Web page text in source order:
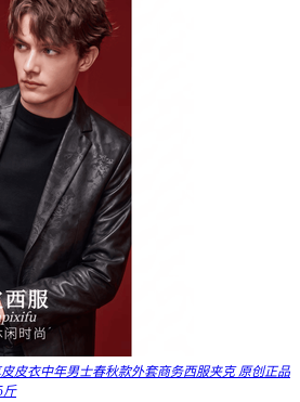
皮衣中年男士春秋款外套商务西服夹克 原创正品
斤